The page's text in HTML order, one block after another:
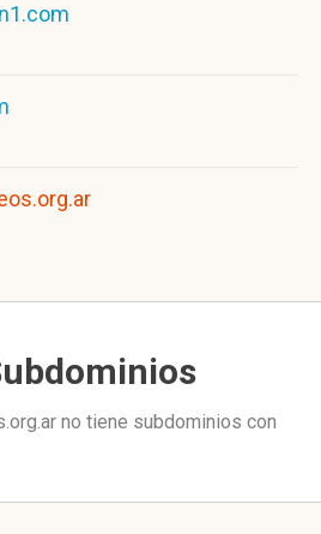
no tiene subdominios con